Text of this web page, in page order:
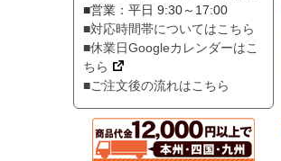
■営業：平日 9:30～17:00
■対応時間帯についてはこちら
■休業日Googleカレンダーはこ
ちら
■ご注文後の流れはこちら